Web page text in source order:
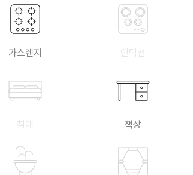
가스렌지 인덕션
침대 책상